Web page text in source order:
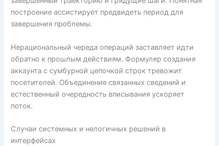
построение ассистирует предвидеть период для
завершения проблемы.
Нерациональный череда операций заставляет идти
обратно к прошлым действиям. Формуляр создания
аккаунта с сумбурной цепочкой строк тревожит
посетителей. Объединение связанных сведений и
естественный очередность вписывания ускоряет
поток.
Случаи системных и нелогичных решений в
интерфейсах